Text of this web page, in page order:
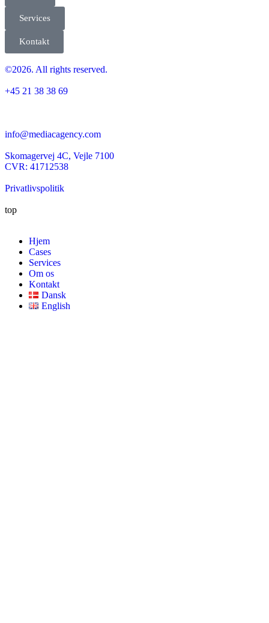
Services
Kontakt
©2026. All rights reserved.
+45 21 38 38 69
info@mediacagency.com
Skomagervej 4C, Vejle 7100
CVR: 41712538
Privatlivspolitik
top
Hjem
Cases
Services
Om os
Kontakt
Dansk
English